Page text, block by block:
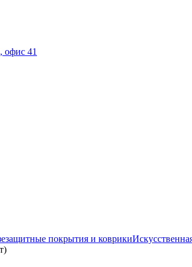
офис 41
покрытия и коврики